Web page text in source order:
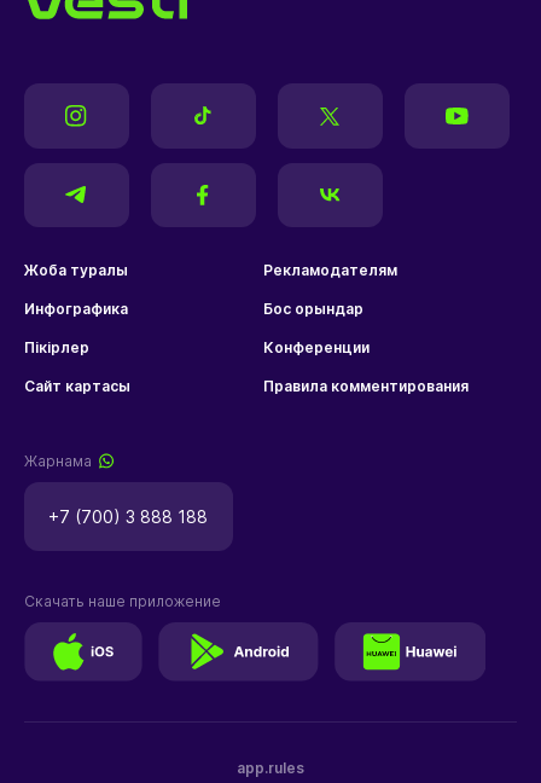
Жоба туралы Рекламодателям
Инфографика Бос орындар
Пікірлер Конференции
Сайт картасы Правила комментирования
Жарнама
+7 (700) 3 888 188
app.rules
Скачать наше приложение